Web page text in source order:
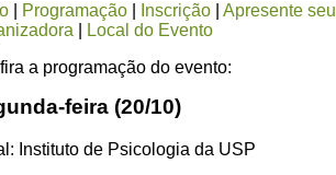
| Programação| Inscrição| Apresente
Local do Evento
a programação do evento:
feira (20/10)
Instituto de Psicologia da USP